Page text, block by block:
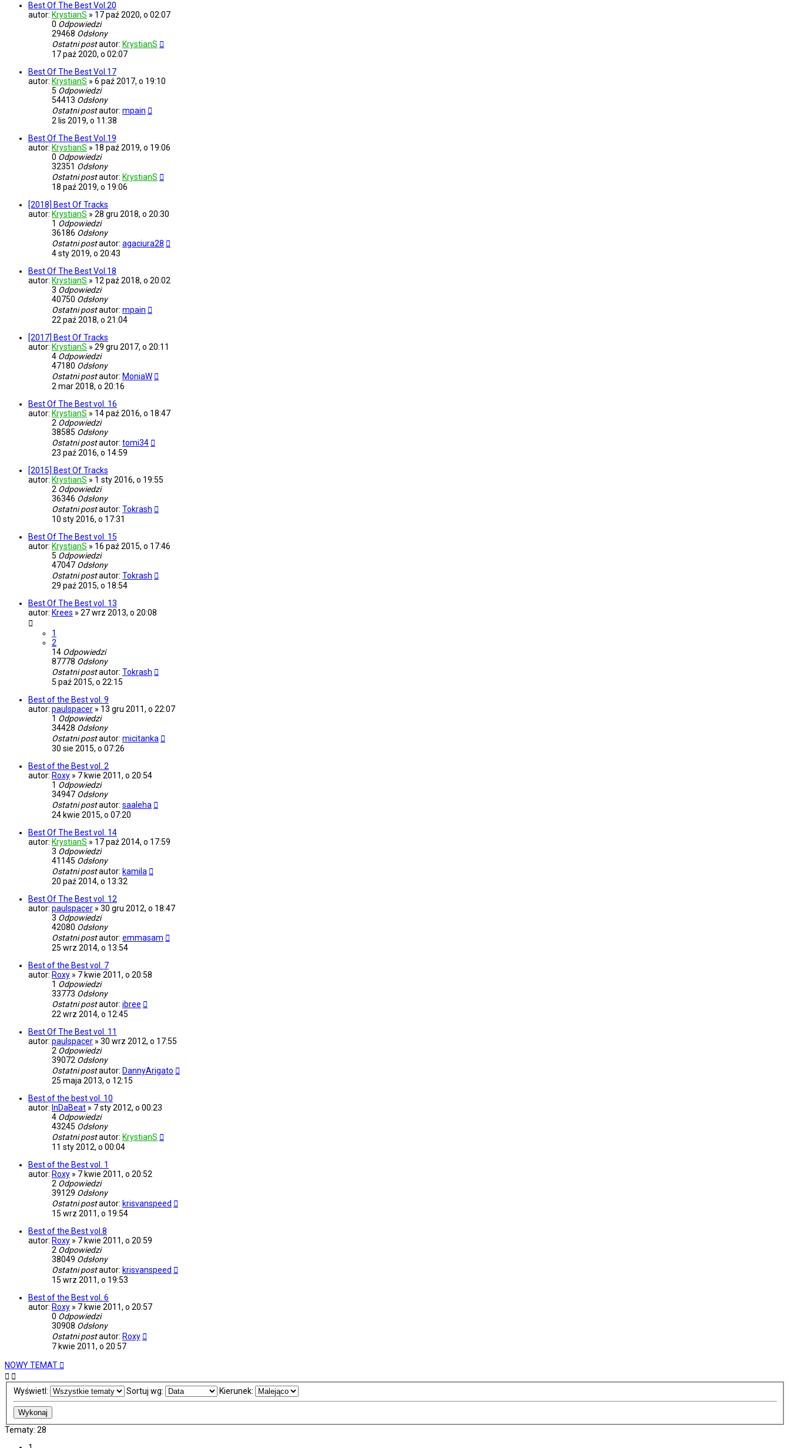
Best Of The Best Vol.20
autor: KrystianS » 17 paź 2020, o 02:07
0 Odpowiedzi
29468 Odsłony
Ostatni postautor: KrystianS
17 paź 2020, o 02:07
Best Of The Best Vol.17
autor: KrystianS » 6 paź 2017, o 19:10
5 Odpowiedzi
54413 Odsłony
Ostatni postautor: mpain
2 lis 2019, o 11:38
Best Of The Best Vol.19
autor: KrystianS » 18 paź 2019, o 19:06
0 Odpowiedzi
32351 Odsłony
Ostatni postautor: KrystianS
18 paź 2019, o 19:06
[2018] Best Of Tracks
autor: KrystianS » 28 gru 2018, o 20:30
1 Odpowiedzi
36186 Odsłony
Ostatni postautor: agaciura28
4 sty 2019, o 20:43
Best Of The Best Vol.18
autor: KrystianS » 12 paź 2018, o 20:02
3 Odpowiedzi
40750 Odsłony
Ostatni postautor: mpain
22 paź 2018, o 21:04
[2017] Best Of Tracks
autor: KrystianS » 29 gru 2017, o 20:11
4 Odpowiedzi
47180 Odsłony
Ostatni postautor: MoniaW
2 mar 2018, o 20:16
Best Of The Best vol. 16
autor: KrystianS » 14 paź 2016, o 18:47
2 Odpowiedzi
38585 Odsłony
Ostatni postautor: tomi34
23 paź 2016, o 14:59
[2015] Best Of Tracks
autor: KrystianS » 1 sty 2016, o 19:55
2 Odpowiedzi
36346 Odsłony
Ostatni postautor: Tokrash
10 sty 2016, o 17:31
Best Of The Best vol. 15
autor: KrystianS » 16 paź 2015, o 17:46
5 Odpowiedzi
47047 Odsłony
Ostatni postautor: Tokrash
29 paź 2015, o 18:54
Best Of The Best vol. 13
autor: Krees » 27 wrz 2013, o 20:08
1
2
14 Odpowiedzi
87778 Odsłony
Ostatni postautor: Tokrash
5 paź 2015, o 22:15
Best of the Best vol. 9
autor: paulspacer » 13 gru 2011, o 22:07
1 Odpowiedzi
34428 Odsłony
Ostatni postautor: micitanka
30 sie 2015, o 07:26
Best of the Best vol. 2
autor: Roxy » 7 kwie 2011, o 20:54
1 Odpowiedzi
34947 Odsłony
Ostatni postautor: saaleha
24 kwie 2015, o 07:20
Best Of The Best vol. 14
autor: KrystianS » 17 paź 2014, o 17:59
3 Odpowiedzi
41145 Odsłony
Ostatni postautor: kamila
20 paź 2014, o 13:32
Best Of The Best vol. 12
autor: paulspacer » 30 gru 2012, o 18:47
3 Odpowiedzi
42080 Odsłony
Ostatni postautor: emmasam
25 wrz 2014, o 13:54
Best of the Best vol. 7
autor: Roxy » 7 kwie 2011, o 20:58
1 Odpowiedzi
33773 Odsłony
Ostatni postautor: ibree
22 wrz 2014, o 12:45
Best Of The Best vol. 11
autor: paulspacer » 30 wrz 2012, o 17:55
2 Odpowiedzi
39072 Odsłony
Ostatni postautor: DannyArigato
25 maja 2013, o 12:15
Best of the best vol. 10
autor: InDaBeat » 7 sty 2012, o 00:23
4 Odpowiedzi
43245 Odsłony
Ostatni postautor: KrystianS
11 sty 2012, o 00:04
Best of the Best vol. 1
autor: Roxy » 7 kwie 2011, o 20:52
2 Odpowiedzi
39129 Odsłony
Ostatni postautor: krisvanspeed
15 wrz 2011, o 19:54
Best of the Best vol.8
autor: Roxy » 7 kwie 2011, o 20:59
2 Odpowiedzi
38049 Odsłony
Ostatni postautor: krisvanspeed
15 wrz 2011, o 19:53
Best of the Best vol. 6
autor: Roxy » 7 kwie 2011, o 20:57
0 Odpowiedzi
30908 Odsłony
Ostatni postautor: Roxy
7 kwie 2011, o 20:57
NOWY TEMAT
Wyświetl: Sortuj wg: Kierunek:
Tematy: 28